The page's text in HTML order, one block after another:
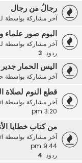
رجالُ من رجال
آخر مشاركة بواسطة
البوم صور علماء
آخر مشاركة بواسطة
ردود: 3
اليس الحمار جدير
آخر مشاركة بواسطة
قطع النوم لصلاة
آخر مشاركة بواسطة
3:20 pm
من كتاب خطايا
آخر مشاركة بواسطة
9:44 pm
ردود: 4